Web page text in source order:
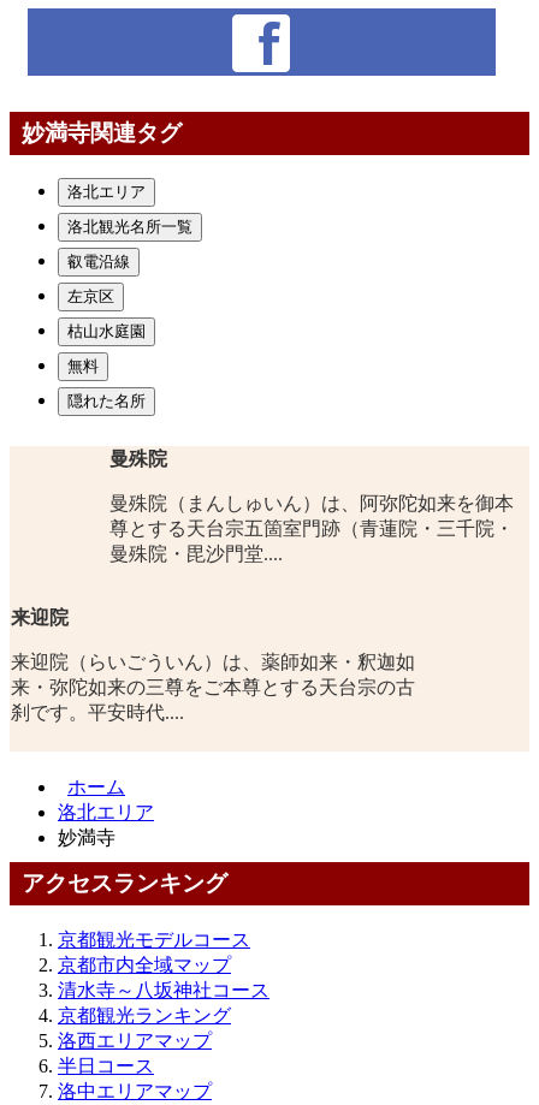
妙満寺関連タグ
洛北エリア
洛北観光名所一覧
叡電沿線
左京区
枯山水庭園
無料
隠れた名所
曼殊院
曼殊院（まんしゅいん）は、阿弥陀如来を御本
尊とする天台宗五箇室門跡（青蓮院・三千院・
曼殊院・毘沙門堂....
来迎院
来迎院（らいごういん）は、薬師如来・釈迦如
来・弥陀如来の三尊をご本尊とする天台宗の古
刹です。平安時代....
ホーム
洛北エリア
妙満寺
アクセスランキング
京都観光モデルコース
京都市内全域マップ
清水寺～八坂神社コース
京都観光ランキング
洛西エリアマップ
半日コース
洛中エリアマップ